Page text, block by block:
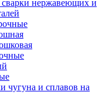
нержавеющих и
чугуна и сплавов на